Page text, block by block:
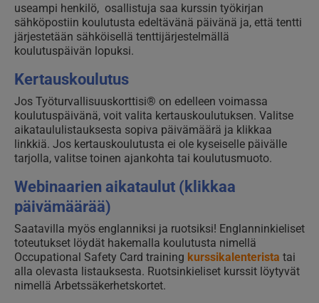
useampi henkilö, osallistuja saa kurssin työkirjan
sähköpostiin koulutusta edeltävänä päivänä ja, että tentti
järjestetään sähköisellä tenttijärjestelmällä
koulutuspäivän lopuksi.
Kertauskoulutus
Jos Työturvallisuuskorttisi® on edelleen voimassa
koulutuspäivänä, voit valita kertauskoulutuksen. Valitse
aikataululistauksesta sopiva päivämäärä ja klikkaa
linkkiä. Jos kertauskoulutusta ei ole kyseiselle päivälle
tarjolla, valitse toinen ajankohta tai koulutusmuoto.
Webinaarien aikataulut (klikkaa
päivämäärää)
Saatavilla myös englanniksi ja ruotsiksi! Englanninkieliset
toteutukset löydät hakemalla koulutusta nimellä
Occupational Safety Card training kurssikalenterista tai
alla olevasta listauksesta. Ruotsinkieliset kurssit löytyvät
nimellä Arbetssäkerhetskortet.